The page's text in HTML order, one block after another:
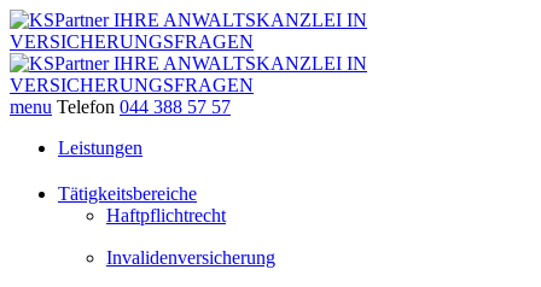
menu Telefon 044 388 57 57
Leistungen
Tätigkeitsbereiche
Haftpflichtrecht
Invalidenversicherung